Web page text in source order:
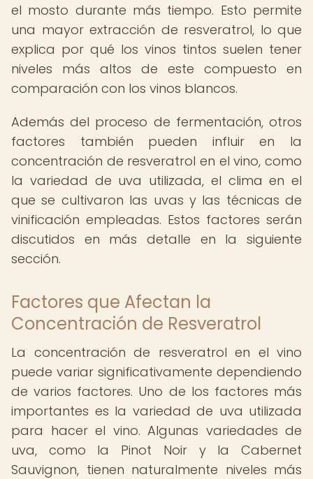
el mosto durante más tiempo. Esto permite
una mayor extracción de resveratrol, lo que
explica por qué los vinos tintos suelen tener
niveles más altos de este compuesto en
comparación con los vinos blancos.
Además del proceso de fermentación, otros
factores también pueden influir en la
concentración de resveratrol en el vino, como
la variedad de uva utilizada, el clima en el
que se cultivaron las uvas y las técnicas de
vinificación empleadas. Estos factores serán
discutidos en más detalle en la siguiente
sección.
Factores que Afectan la
Concentración de Resveratrol
La concentración de resveratrol en el vino
puede variar significativamente dependiendo
de varios factores. Uno de los factores más
importantes es la variedad de uva utilizada
para hacer el vino. Algunas variedades de
uva, como la Pinot Noir y la Cabernet
Sauvignon, tienen naturalmente niveles más